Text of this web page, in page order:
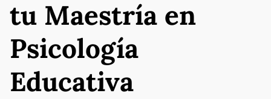
tu Maestría en
Psicología
Educativa